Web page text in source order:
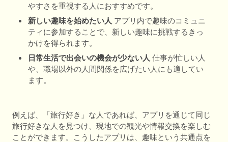
やすさを重視する人におすすめです。
新しい趣味を始めたい人 アプリ内で趣味のコミュニ
ティに参加することで、新しい趣味に挑戦するきっ
かけを得られます。
日常生活で出会いの機会が少ない人 仕事が忙しい人
や、職場以外の人間関係を広げたい人にも適してい
ます。
例えば、「旅行好き」な人であれば、アプリを通じて同じ
旅行好きな人を見つけ、現地での観光や情報交換を楽しむ
ことができます。こうしたアプリは、趣味という共通点を